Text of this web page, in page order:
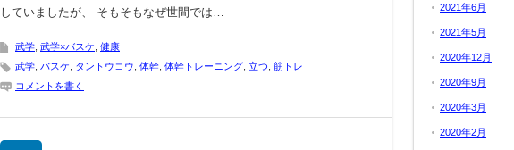
していましたが、 そもそもなぜ世間では…
武学 武学×バスケ 健康
武学 バスケ タントウコウ 体幹 体幹トレーニング 立つ 筋トレ
コメントを書く
2021年6月
2021年5月
2020年12月
2020年9月
2020年3月
2020年2月